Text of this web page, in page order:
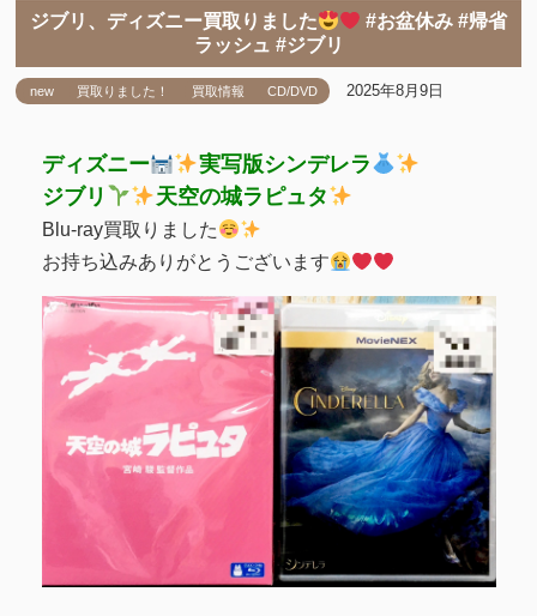
ジブリ、ディズニー買取りました
#お盆休み #帰省
ラッシュ #ジブリ
new 買取りました！ 買取情報 CD/DVD 2025年8月9日
ディズニー
実写版シンデレラ
ジブリ
天空の城ラピュタ
Blu-ray買取りました
お持ち込みありがとうございます